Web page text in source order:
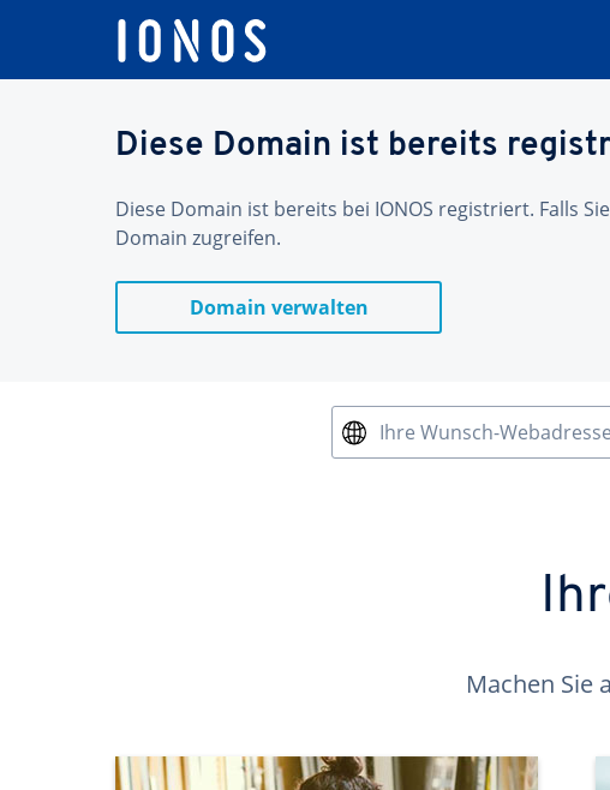
Diese Domain ist bereits
Diese Domain ist bereits bei IONOS registriert. Falls
Domain zugreifen.
Domain verwalten
Ihre Wunsch-Webadresse
Machen Sie